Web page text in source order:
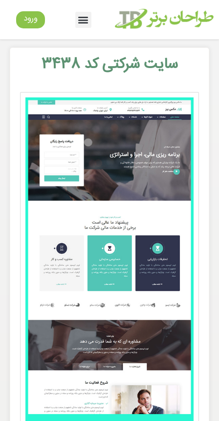
ورود
سایت شرکتی کد 3438